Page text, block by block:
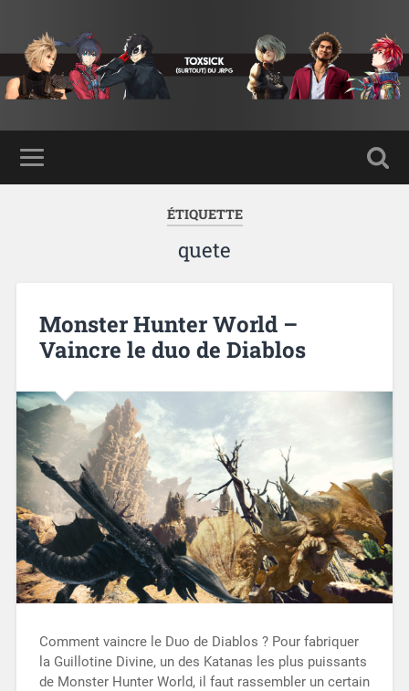
ÉTIQUETTE
quete
Monster Hunter World –
Vaincre le duo de Diablos
Comment vaincre le Duo de Diablos ? Pour fabriquer
la Guillotine Divine, un des Katanas les plus puissants
de Monster Hunter World, il faut rassembler un certain